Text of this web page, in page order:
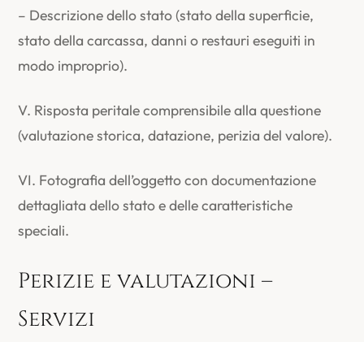
– Descrizione dello stato (stato della superficie,
stato della carcassa, danni o restauri eseguiti in
modo improprio).
V. Risposta peritale comprensibile alla questione
(valutazione storica, datazione, perizia del valore).
VI. Fotografia dell’oggetto con documentazione
dettagliata dello stato e delle caratteristiche
speciali.
Perizie e valutazioni –
Servizi